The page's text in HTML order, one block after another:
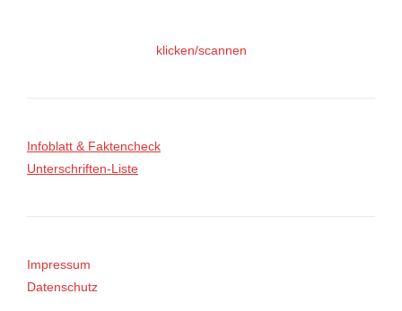
klicken/scannen
Infoblatt & Faktencheck
Unterschriften-Liste
Impressum
Datenschutz